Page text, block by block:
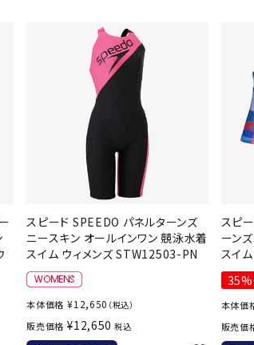
ジュニアレプリカ商品
サッカーボール
フットサルボール
サッカーバッグ
その他アクセサリー
卓球ラケット
ュニアサッカースパイク
ッカー・フットサルトレーニン
ュニアサッカー・フットサルト
野球スパイク・シューズ
ケットボールシューズ
レーボールシューズ
ニスシューズ
ドミントンシューズ
ボディー・ウエスト
ダッフル・ボストン
CEP
DESCENTE
HEAD
HELLY
HANSEN
スピード SPEEDO パネルターンズ
ニースキン オールインワン 競泳水着
スイム ウィメンズ STW12503-PN
本体価格 ¥12,650 （税込）
販売価格 ¥12,650 税込
スピ
ーン
スイ
本体価
販売価